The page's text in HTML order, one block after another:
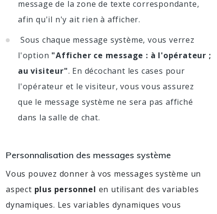
message de la zone de texte correspondante,
afin qu'il n'y ait rien à afficher.
Sous chaque message système, vous verrez
l'option "Afficher ce message : à l'opérateur ;
au visiteur". En décochant les cases pour
l'opérateur et le visiteur, vous vous assurez
que le message système ne sera pas affiché
dans la salle de chat.
Personnalisation des messages système
Vous pouvez donner à vos messages système un
aspect plus personnel en utilisant des variables
dynamiques. Les variables dynamiques vous